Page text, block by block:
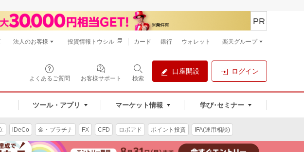
よくあるご質問 お客様サポート 検索
口座開設 ログイン
ツール・アプリ マーケット情報 学び･セミナー
PR
法人のお客様 投資情報トウシル カード 銀行 ウォレット 楽天グループ
iDeCo 金・プラチナ FX CFD ロボアド ポイント投資 IFA(運用相談)